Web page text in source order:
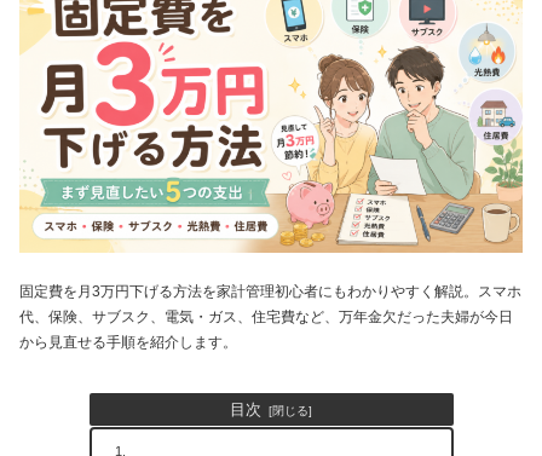
固定費を月3万円下げる方法を家計管理初心者にもわかりやすく解説。スマホ
代、保険、サブスク、電気・ガス、住宅費など、万年金欠だった夫婦が今日
から見直せる手順を紹介します。
目次